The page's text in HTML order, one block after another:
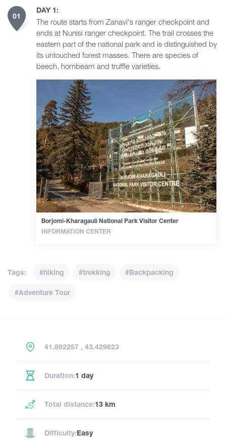
01
DAY 1:
The route starts from Zanavi's ranger checkpoint and
ends at Nunisi ranger checkpoint. The trail crosses the
eastern part of the national park and is distinguished by
its untouched forest masses. There are species of
beech, hornbeam and truffle varieties.
Borjomi-Kharagauli National Park Visitor Center
INFORMATION CENTER
Tags: #hiking #trekking #Backpacking
#Adventure Tour
41.892257 , 43.429623
Duration:1 day
Total distance:13 km
Difficulty:Easy